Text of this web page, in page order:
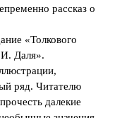
рассказ о
«Толкового
Даля».
ряд. Читателю
далекие